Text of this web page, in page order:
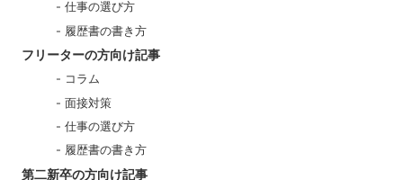
仕事の選び方
履歴書の書き方
フリーターの方向け記事
コラム
面接対策
仕事の選び方
履歴書の書き方
第二新卒の方向け記事